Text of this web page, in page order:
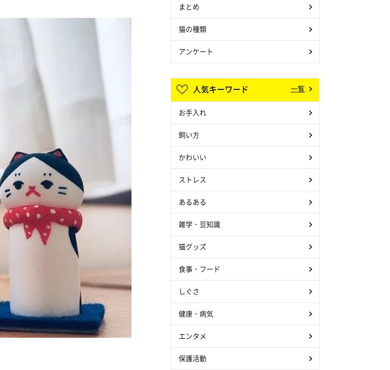
まとめ
猫の種類
アンケート
人気キーワード 一覧
お手入れ
飼い方
かわいい
ストレス
あるある
雑学・豆知識
猫グッズ
食事・フード
しぐさ
健康・病気
エンタメ
保護活動